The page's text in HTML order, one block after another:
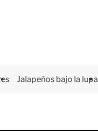
Jalapeños bajo la lupa